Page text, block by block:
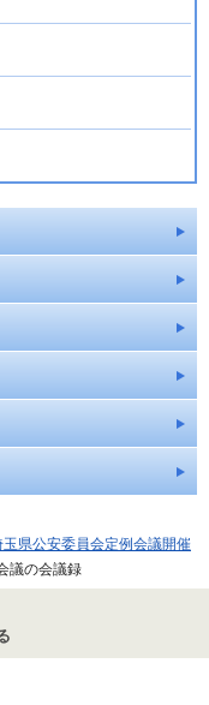
玉県公安委員会定例会議開催
議の会議録